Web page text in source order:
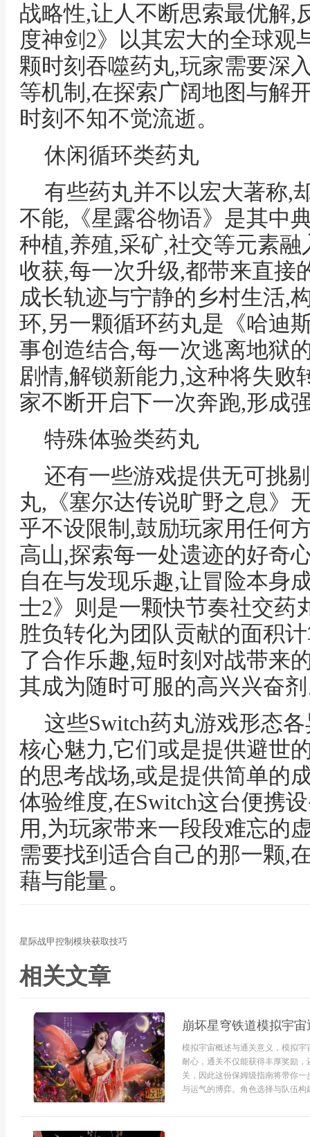
战略性,让人不断思索最优解,
度神剑2》以其宏大的全球观
颗时刻吞噬药丸,玩家需要深
等机制,在探索广阔地图与解
时刻不知不觉流逝。
休闲循环类药丸
有些药丸并不以宏大著称,
不能,《星露谷物语》是其中
种植,养殖,采矿,社交等元素
收获,每一次升级,都带来直接
成长轨迹与宁静的乡村生活,
环,另一颗循环药丸是《哈迪
事创造结合,每一次逃离地狱
剧情,解锁新能力,这种将失败
家不断开启下一次奔跑,形成
特殊体验类药丸
还有一些游戏提供无可挑
丸,《塞尔达传说旷野之息》
乎不设限制,鼓励玩家用任何
高山,探索每一处遗迹的好奇
自在与发现乐趣,让冒险本身
士2》则是一颗快节奏社交药
胜负转化为团队贡献的面积
了合作乐趣,短时刻对战带来
其成为随时可服的高兴兴奋
这些Switch药丸游戏形态
核心魅力,它们或是提供避世
的思考战场,或是提供简单的
体验维度,在Switch这台便携
用,为玩家带来一段段难忘的
需要找到适合自己的那一颗,
藉与能量。
星际战甲控制模块获取技巧
相关文章
崩坏星穹铁道模拟宇
模拟宇宙概述与通关意义，模拟
耐心，通关不仅能获得丰厚奖励
关，因此这份保姆级指南将带你
与运气的博弈。角色选择与队伍